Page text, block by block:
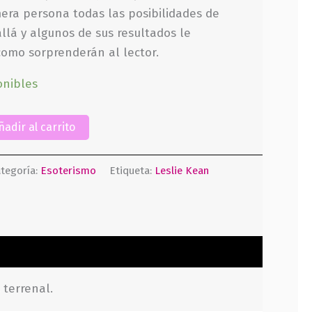
persona todas las posibilidades de
y algunos de sus resultados le
sorprenderán al lector.
al carrito
Esoterismo Etiqueta: Leslie Kean
terrenal.